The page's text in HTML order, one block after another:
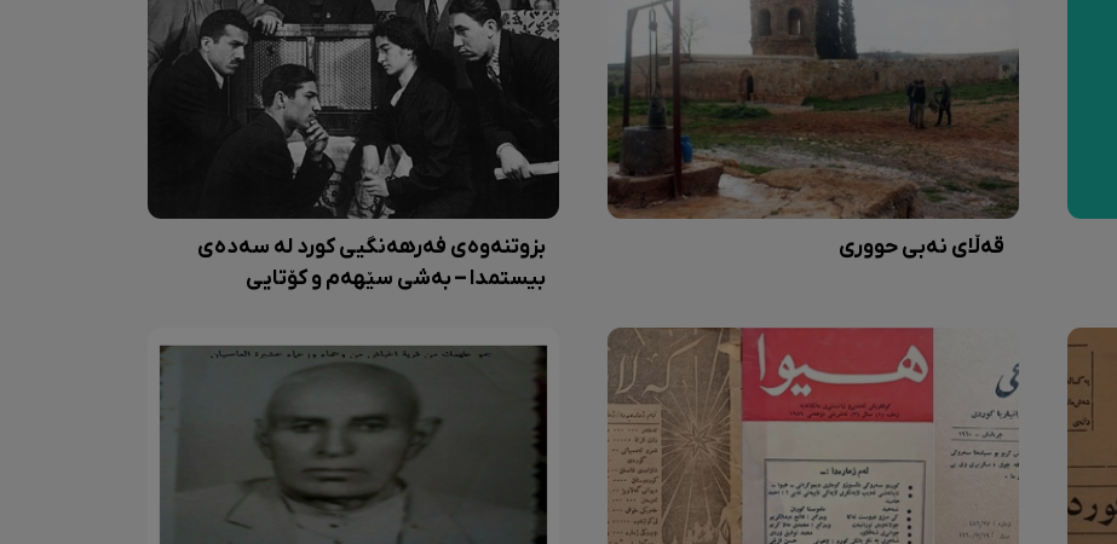
قەڵای نەبی حووری
بزوتنەوەی فەرهەنگیی کورد لە سەدەی
بیستمدا – بەشی سێهەم و کۆتایی